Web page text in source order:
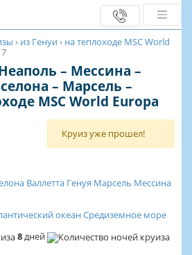
› из Генуи › на теплоходе MSC World
– Мессина –
– Марсель –
MSC World Europa
Круиз уже прошел!
Валлетта Генуя Марсель Мессина
океан Средиземное море
8дней